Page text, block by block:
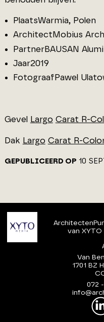
PlaatsWarmia, Polen
ArchitectMobius
PartnerBAUSAN
Jaar2019
FotograafPawel
Gevel Largo Carat R-
Dak Largo Carat R-
GEPUBLICEERD OP 10
van XYTO
Van
1701 BZ
072